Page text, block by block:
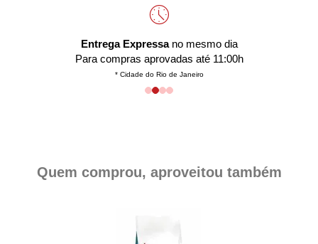
Entrega Expressano mesmo dia
Para compras aprovadas até 11:00h
* Cidade do Rio de Janeiro
Quem comprou, aproveitou também